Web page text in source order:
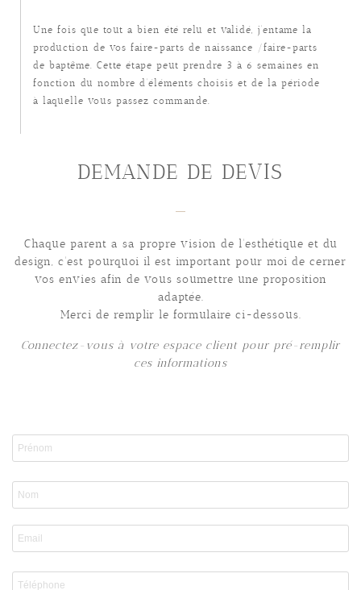
Une fois que tout a bien été relu et validé, j’entame la
production de vos faire-parts de naissance /faire-parts
de baptême. Cette étape peut prendre 3 à 6 semaines en
fonction du nombre d’éléments choisis et de la période
à laquelle vous passez commande.
DEMANDE DE DEVIS
Chaque parent a sa propre vision de l'esthétique et du
design, c'est pourquoi il est important pour moi de cerner
vos envies afin de vous soumettre une proposition
adaptée.
Merci de remplir le formulaire ci-dessous.
Connectez-vous à votre espace client pour pré-remplir
ces informations